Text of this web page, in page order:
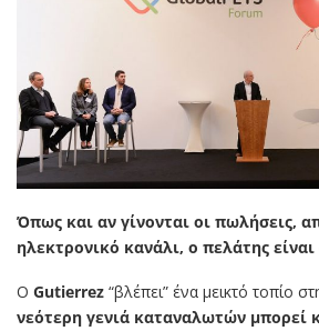
Όπως και αν γίνονται οι πωλήσεις,
ηλεκτρονικό κανάλι, ο πελάτης είναι
Ο Gutierrez “βλέπει” ένα μεικτό τοπίο
νεότερη γενιά καταναλωτών μπορεί